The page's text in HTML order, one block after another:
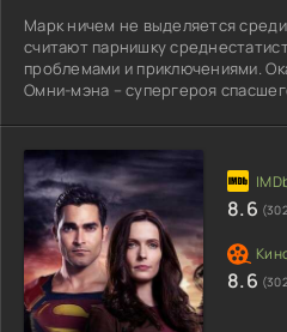
Марк ничем не выделяется
считают парнишку
проблемами и приключениями.
Омни-мэна – супергероя
юноши настоящим
обнаруживает что в крови
он легко парит в воздухе, имеет
непобедимым, но главное
первых минут, ему следует8.6
8.6